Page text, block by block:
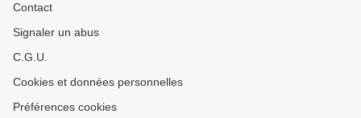
Contact
Signaler un abus
C.G.U.
Cookies et données personnelles
Préférences cookies